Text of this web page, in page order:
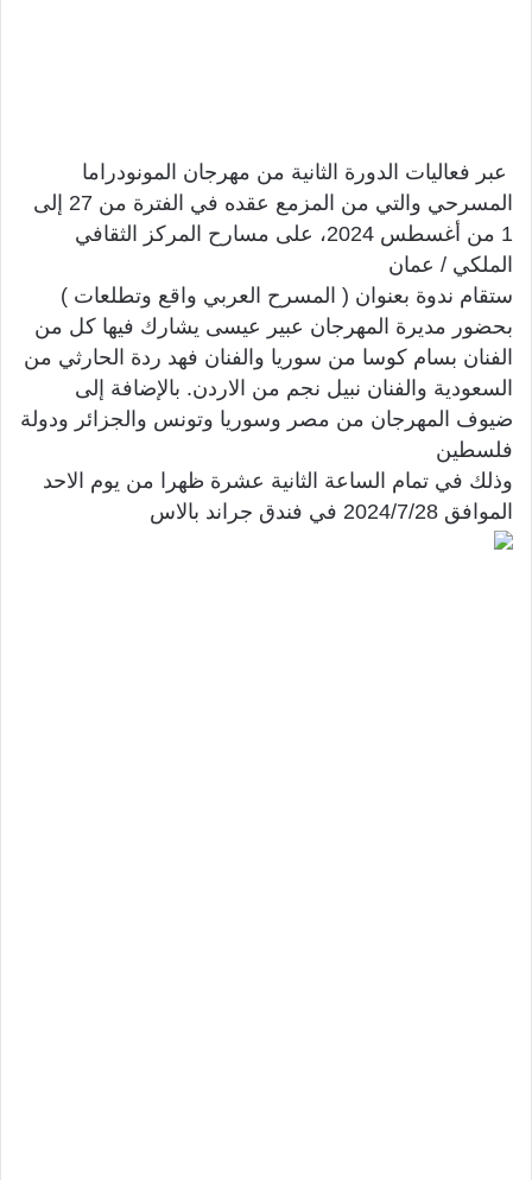
عبر فعاليات الدورة الثانية من مهرجان المونودراما
المسرحي والتي من المزمع عقده في الفترة من 27 إلى
1 من أغسطس 2024، على مسارح المركز الثقافي
الملكي / عمان
ستقام ندوة بعنوان ( المسرح العربي واقع وتطلعات )
بحضور مديرة المهرجان عبير عيسى يشارك فيها كل من
الفنان بسام كوسا من سوريا والفنان فهد ردة الحارثي من
السعودية والفنان نبيل نجم من الاردن. بالإضافة إلى
ضيوف المهرجان من مصر وسوريا وتونس والجزائر ودولة
فلسطين
وذلك في تمام الساعة الثانية عشرة ظهرا من يوم الاحد
الموافق 2024/7/28 في فندق جراند بالاس